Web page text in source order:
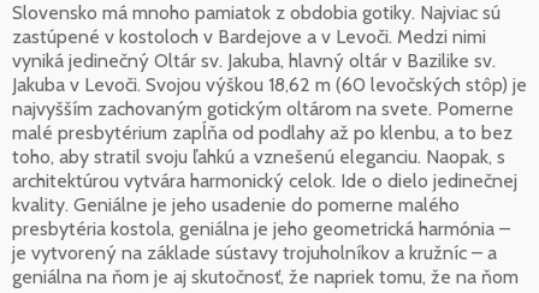
Slovensko má mnoho pamiatok z obdobia gotiky. Najviac sú
zastúpené v kostoloch v Bardejove a v Levoči. Medzi nimi
vyniká jedinečný Oltár sv. Jakuba, hlavný oltár v Bazilike sv.
Jakuba v Levoči. Svojou výškou 18,62 m (60 levočských stôp) je
najvyšším zachovaným gotickým oltárom na svete. Pomerne
malé presbytérium zapĺňa od podlahy až po klenbu, a to bez
toho, aby stratil svoju ľahkú a vznešenú eleganciu. Naopak, s
architektúrou vytvára harmonický celok. Ide o dielo jedinečnej
kvality. Geniálne je jeho usadenie do pomerne malého
presbytéria kostola, geniálna je jeho geometrická harmónia –
je vytvorený na základe sústavy trojuholníkov a kružníc – a
geniálna na ňom je aj skutočnosť, že napriek tomu, že na ňom